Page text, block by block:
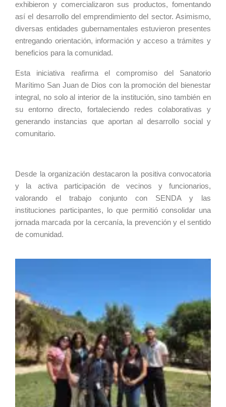
exhibieron y comercializaron sus productos, fomentando
así el desarrollo del emprendimiento del sector. Asimismo,
diversas entidades gubernamentales estuvieron presentes
entregando orientación, información y acceso a trámites y
beneficios para la comunidad.
Esta iniciativa reafirma el compromiso del Sanatorio
Marítimo San Juan de Dios con la promoción del bienestar
integral, no solo al interior de la institución, sino también en
su entorno directo, fortaleciendo redes colaborativas y
generando instancias que aportan al desarrollo social y
comunitario.
Desde la organización destacaron la positiva convocatoria
y la activa participación de vecinos y funcionarios,
valorando el trabajo conjunto con SENDA y las
instituciones participantes, lo que permitió consolidar una
jornada marcada por la cercanía, la prevención y el sentido
de comunidad.